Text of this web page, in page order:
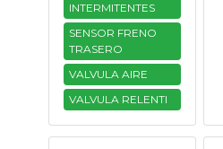
INTERMITENTES
SENSOR FRENO
TRASERO
VALVULA AIRE
VALVULA RELENTI